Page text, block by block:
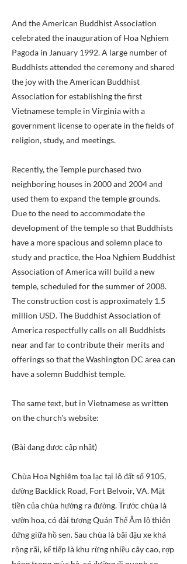
And the American Buddhist Association
celebrated the inauguration of Hoa Nghiem
Pagoda in January 1992. A large number of
Buddhists attended the ceremony and shared
the joy with the American Buddhist
Association for establishing the first
Vietnamese temple in Virginia with a
government license to operate in the fields of
religion, study, and meetings.
Recently, the Temple purchased two
neighboring houses in 2000 and 2004 and
used them to expand the temple grounds.
Due to the need to accommodate the
development of the temple so that Buddhists
have a more spacious and solemn place to
study and practice, the Hoa Nghiem Buddhist
Association of America will build a new
temple, scheduled for the summer of 2008.
The construction cost is approximately 1.5
million USD. The Buddhist Association of
America respectfully calls on all Buddhists
near and far to contribute their merits and
offerings so that the Washington DC area can
have a solemn Buddhist temple.
The same text, but in Vietnamese as written
on the church's website:
(Bài đang được cập nhật)
Chùa Hoa Nghiêm tọa lạc tại lô đất số 9105,
đường Backlick Road, Fort Belvoir, VA. Mặt
tiền của chùa hướng ra đường. Trước chùa là
vườn hoa, có đài tượng Quán Thế Âm lộ thiên
đứng giữa hồ sen. Sau chùa là bãi đậu xe khá
rộng rãi, kế tiếp là khu rừng nhiều cây cao, rợp